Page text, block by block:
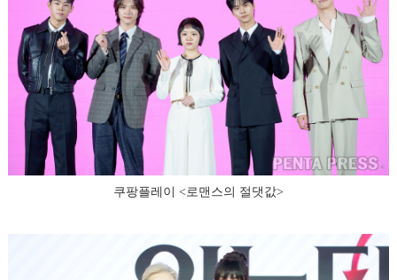
쿠팡플레이 <로맨스의 절댓값>